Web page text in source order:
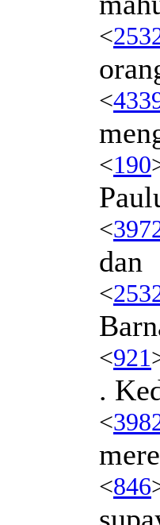
<
<
<190
<
dan
<
<921
.
<
<846